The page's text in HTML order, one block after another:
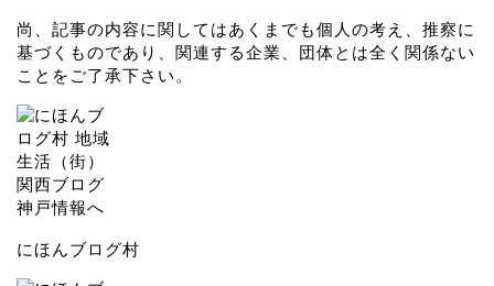
尚、記事の内容に関してはあくまでも個人の考え、推察に
基づくものであり、関連する企業、団体とは全く関係ない
ことをご了承下さい。
にほんブログ村